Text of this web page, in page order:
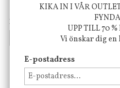
119 kr
-31%
KIKA IN I VÅR
UPP TILL 70
Vi önskar dig
E-postadress